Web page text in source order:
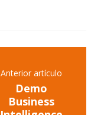
Anterior artículo
Demo
Business